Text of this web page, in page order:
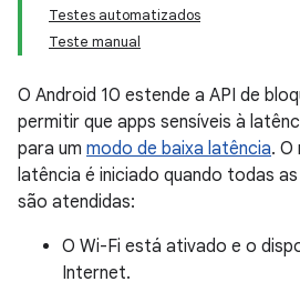
Testes automatizados
Teste manual
O Android 10 estende a API de
permitir que apps sensíveis à
para um modo de baixa latência. O
latência é iniciado quando todas
são atendidas:
O Wi-Fi está ativado e o
Internet.